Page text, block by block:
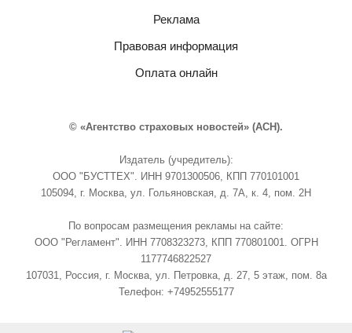
Реклама
Правовая информация
Оплата онлайн
© «Агентство страховых новостей» (АСН).
Издатель (учредитель):
ООО "БУСТТЕХ". ИНН 9701300506, КПП 770101001
105094, г. Москва, ул. Гольяновская, д. 7А, к. 4, пом. 2Н
По вопросам размещения рекламы на сайте:
ООО "Регламент". ИНН 7708323273, КПП 770801001. ОГРН
1177746822527
107031, Россия, г. Москва, ул. Петровка, д. 27, 5 этаж, пом. 8а
Телефон: +74952555177